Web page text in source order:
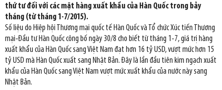
thứ tư đối với các mặt hàng xuất khẩu của Hàn Quốc trong bảy
tháng (từ tháng 1-7/2015).
Số liệu do Hiệp hội Thương mại quốc tế Hàn Quốc và Tổ chức Xúc tiến Thương
mại-Đầu tư Hàn Quốc công bố ngày 30/8 cho biết từ tháng 1-7, giá trị hàng
xuất khẩu của Hàn Quốc sang Việt Nam đạt hơn 16 tỷ USD, vượt mức hơn 15
tỷ USD mà Hàn Quốc xuất sang Nhật Bản. Đây là lần đầu tiên kim ngạch xuất
khẩu của Hàn Quốc sang Việt Nam vượt mức xuất khẩu của nước này sang
Nhật Bản.